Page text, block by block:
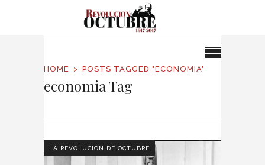
HOME POSTS TAGGED "ECONOMIA"
economia Tag
LA REVOLUCIÓN DE OCTUBRE